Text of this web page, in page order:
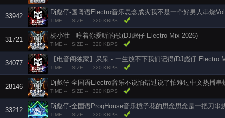
33942
Dj彪仔-国粤语Electro音乐思念成灾我不是一个好男人串烧
TIME -- SIZE -- 320 KBPS
31721
杨小壮 - 哼着你爱听的歌(DJ彪仔 Electro Mix 2026)
TIME -- SIZE -- 320 KBPS
34077
【电音阁独家】呆呆 - 一生放不下我们记得(DJ彪仔 Electro
TIME -- SIZE -- 320 KBPS
28146
Dj彪仔-全国语Electro音乐不说怕错过说了怕难过中文热播串
TIME -- SIZE -- 320 KBPS
33212
Dj彪仔-全国语ProgHouse音乐栀子花的思念思念是一把刀串
TIME -- SIZE -- 320 KBPS